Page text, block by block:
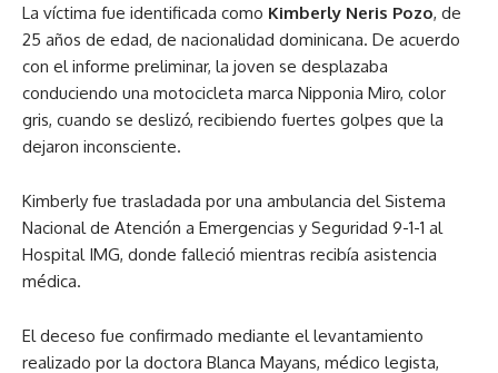
La víctima fue identificada como Kimberly Neris Pozo, de
25 años de edad, de nacionalidad dominicana. De acuerdo
con el informe preliminar, la joven se desplazaba
conduciendo una motocicleta marca Nipponia Miro, color
gris, cuando se deslizó, recibiendo fuertes golpes que la
dejaron inconsciente.
Kimberly fue trasladada por una ambulancia del Sistema
Nacional de Atención a Emergencias y Seguridad 9-1-1 al
Hospital IMG, donde falleció mientras recibía asistencia
médica.
El deceso fue confirmado mediante el levantamiento
realizado por la doctora Blanca Mayans, médico legista,